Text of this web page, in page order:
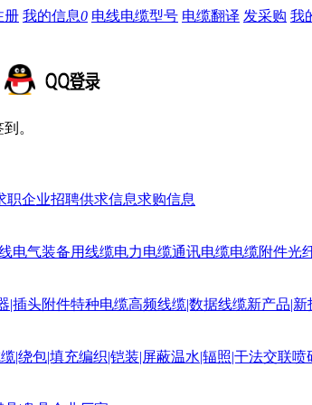
册 我的信息0 电线电缆型号 电缆翻译 发采购 我
。
职企业招聘供求信息求购信息
电气装备用线缆电力电缆通讯电缆电缆附件光
|插头附件特种电缆高频线缆|数据线缆新产品|新
|绕包|填充编织|铠装|屏蔽温水|辐照|干法交联喷